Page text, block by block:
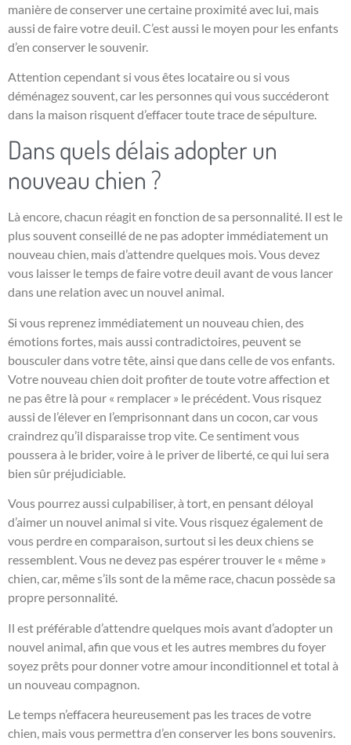
manière de conserver une certaine proximité avec lui, mais
aussi de faire votre deuil. C’est aussi le moyen pour les enfants
d’en conserver le souvenir.
Attention cependant si vous êtes locataire ou si vous
déménagez souvent, car les personnes qui vous succéderont
dans la maison risquent d’effacer toute trace de sépulture.
Dans quels délais adopter un
nouveau chien ?
Là encore, chacun réagit en fonction de sa personnalité. Il est le
plus souvent conseillé de ne pas adopter immédiatement un
nouveau chien, mais d’attendre quelques mois. Vous devez
vous laisser le temps de faire votre deuil avant de vous lancer
dans une relation avec un nouvel animal.
Si vous reprenez immédiatement un nouveau chien, des
émotions fortes, mais aussi contradictoires, peuvent se
bousculer dans votre tête, ainsi que dans celle de vos enfants.
Votre nouveau chien doit profiter de toute votre affection et
ne pas être là pour « remplacer » le précédent. Vous risquez
aussi de l’élever en l’emprisonnant dans un cocon, car vous
craindrez qu’il disparaisse trop vite. Ce sentiment vous
poussera à le brider, voire à le priver de liberté, ce qui lui sera
bien sûr préjudiciable.
Vous pourrez aussi culpabiliser, à tort, en pensant déloyal
d’aimer un nouvel animal si vite. Vous risquez également de
vous perdre en comparaison, surtout si les deux chiens se
ressemblent. Vous ne devez pas espérer trouver le « même »
chien, car, même s’ils sont de la même race, chacun possède sa
propre personnalité.
Il est préférable d’attendre quelques mois avant d’adopter un
nouvel animal, afin que vous et les autres membres du foyer
soyez prêts pour donner votre amour inconditionnel et total à
un nouveau compagnon.
Le temps n’effacera heureusement pas les traces de votre
chien, mais vous permettra d’en conserver les bons souvenirs.